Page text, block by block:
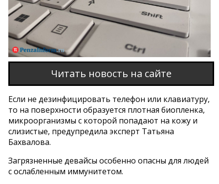
Читать новость на сайте
Если не дезинфицировать телефон или клавиатуру,
то на поверхности образуется плотная биопленка,
микроорганизмы с которой попадают на кожу и
слизистые, предупредила эксперт Татьяна
Бахвалова.
Загрязненные девайсы особенно опасны для людей
с ослабленным иммунитетом.